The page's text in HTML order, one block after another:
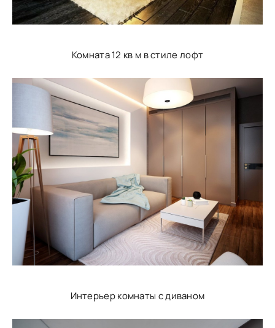
Комната 12 кв м в стиле лофт
Интерьер комнаты с диваном